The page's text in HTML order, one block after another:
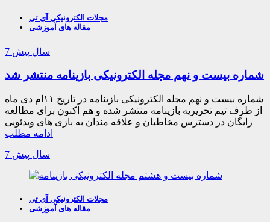
مجلات الکترونیکی آی تی
مقاله های آموزشی
7 سال پیش
شماره بیست و نهم مجله الکترونیکی بازینامه منتشر شد
شماره بیست و نهم مجله الکترونیکی بازینامه در تاریخ ۱۱ام دی ماه
از طرف تیم تحریریه بازینامه منتشر شده و هم اکنون برای مطالعه
رایگان در دسترس مخاطبان و علاقه مندان به بازی های ویدئویی
ادامه مطلب
7 سال پیش
مجلات الکترونیکی آی تی
مقاله های آموزشی